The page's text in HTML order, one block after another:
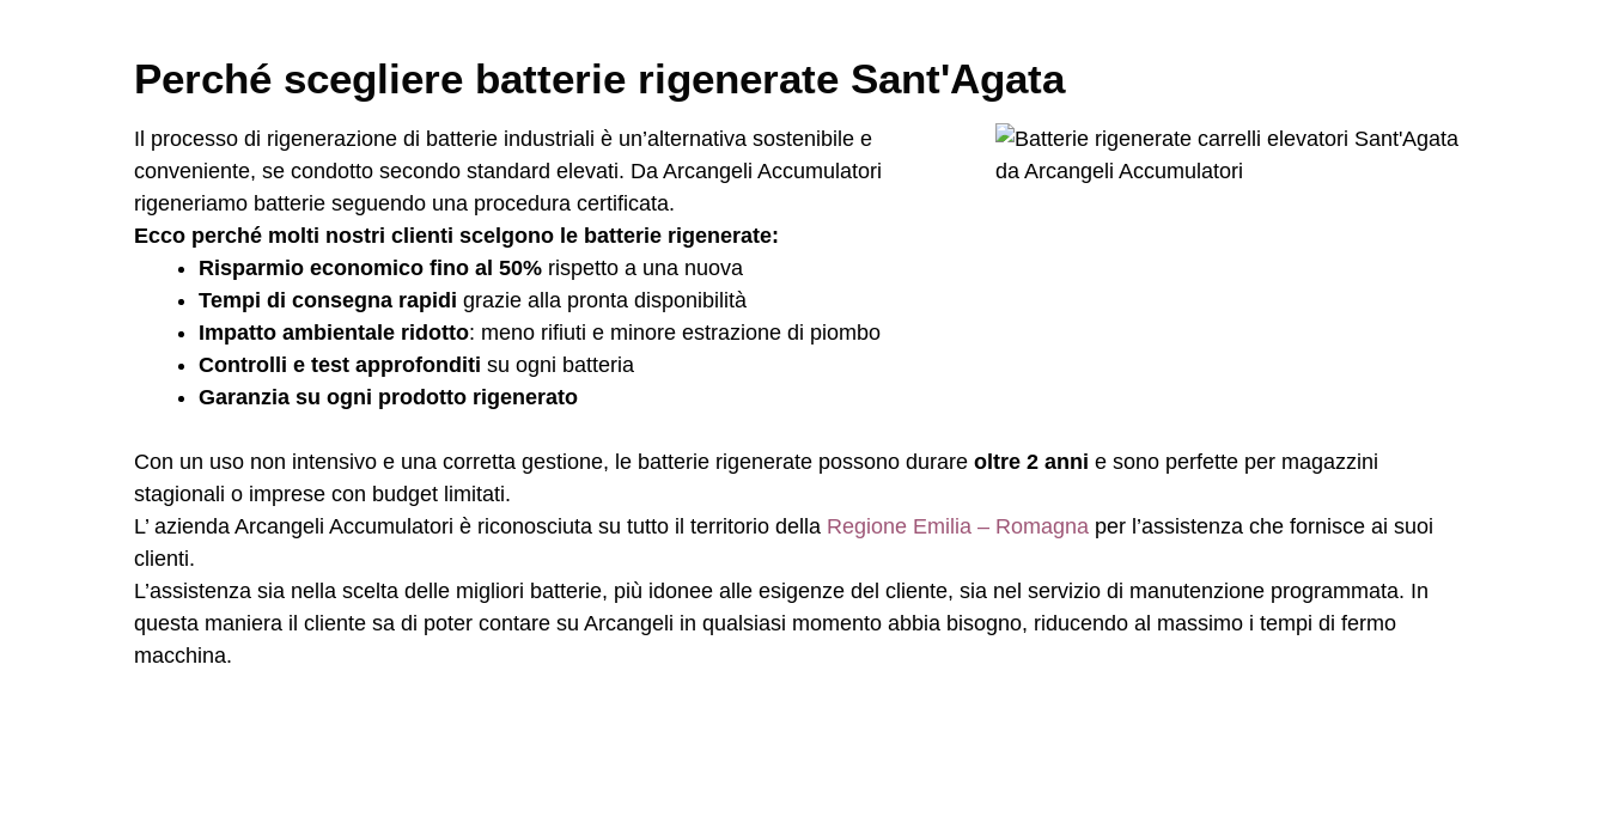
Perché scegliere batterie rigenerate Sant'Agata
Il processo di rigenerazione di batterie industriali è un’alternativa sostenibile e
conveniente, se condotto secondo standard elevati. Da Arcangeli Accumulatori
rigeneriamo batterie seguendo una procedura certificata.
Ecco perché molti nostri clienti scelgono le batterie rigenerate:
Risparmio economico fino al 50% rispetto a una nuova
Tempi di consegna rapidi grazie alla pronta disponibilità
Impatto ambientale ridotto: meno rifiuti e minore estrazione di piombo
Controlli e test approfonditi su ogni batteria
Garanzia su ogni prodotto rigenerato
Con un uso non intensivo e una corretta gestione, le batterie rigenerate possono durare oltre 2 anni e sono perfette per magazzini
stagionali o imprese con budget limitati.
L’ azienda Arcangeli Accumulatori è riconosciuta su tutto il territorio della Regione Emilia – Romagna per l’assistenza che fornisce ai suoi
clienti.
L’assistenza sia nella scelta delle migliori batterie, più idonee alle esigenze del cliente, sia nel servizio di manutenzione programmata. In
questa maniera il cliente sa di poter contare su Arcangeli in qualsiasi momento abbia bisogno, riducendo al massimo i tempi di fermo
macchina.